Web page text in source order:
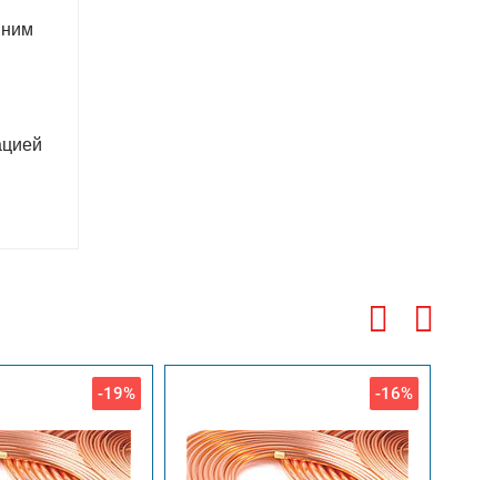
-19% -16%